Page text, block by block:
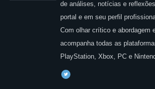
de análises, notícias e
portal e em seu perfil
Com olhar crítico e abordagem
acompanha todas as
PlayStation, Xbox, PC e